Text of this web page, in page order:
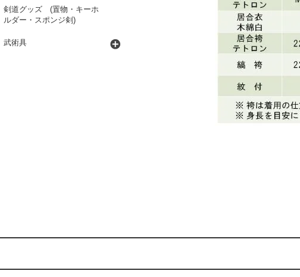
剣道グッズ (置物・キーホ
ルダー・スポンジ剣)
武術具